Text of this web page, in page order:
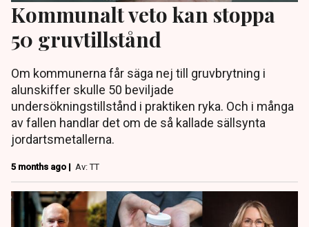
Kommunalt veto kan stoppa
50 gruvtillstånd
Om kommunerna får säga nej till gruvbrytning i
alunskiffer skulle 50 beviljade
undersökningstillstånd i praktiken ryka. Och i många
av fallen handlar det om de så kallade sällsynta
jordartsmetallerna.
5 months ago | Av: TT